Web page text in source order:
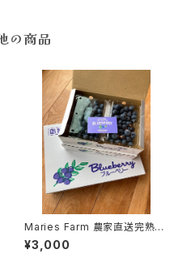
の商品
Maries Farm 農家直送完熟手
摘み「魚沼ブルーベリー」500g
詰め
¥3,000